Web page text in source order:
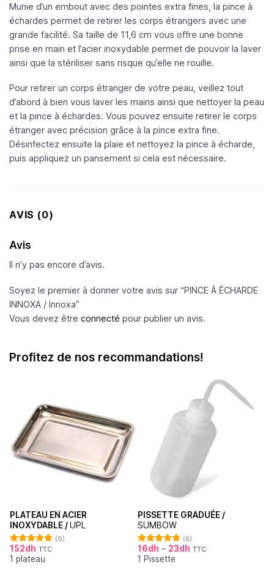
Munie d’un embout avec des pointes extra fines, la pince à
échardes permet de retirer les corps étrangers avec une
grande facilité. Sa taille de 11,6 cm vous offre une bonne
prise en main et l’acier inoxydable permet de pouvoir la laver
ainsi que la stériliser sans risque qu’elle ne rouille.
Pour retirer un corps étranger de votre peau, veillez tout
d’abord à bien vous laver les mains ainsi que nettoyer la peau
et la pince à échardes. Vous pouvez ensuite retirer le corps
étranger avec précision grâce à la pince extra fine.
Désinfectez ensuite la plaie et nettoyez la pince à écharde,
puis appliquez un pansement si cela est nécessaire.
AVIS (0)
Avis
Il n’y pas encore d’avis.
Soyez le premier à donner votre avis sur “PINCE À ÉCHARDE
INNOXA / Innoxa”
Vous devez être connecté pour publier un avis.
Profitez de nos recommandations!
PLATEAU EN ACIER
INOXYDABLE /UPL
Note4.78
sur 5
(9)
152dh TTC
1 plateau
PISSETTE GRADUÉE /
SUMBOW
Note4.83
sur 5
(6)
16dh – 23dh TTC
1 Pissette